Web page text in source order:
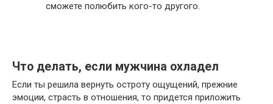
сможете полюбить кого-то другого.
Что делать, если мужчина охладел
Если ты решила вернуть остроту ощущений, прежние
эмоции, страсть в отношения, то придется приложить